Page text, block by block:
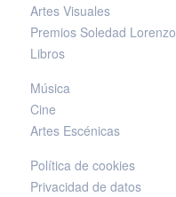
Artes Visuales
Premios Soledad Lorenzo
Libros
Música
Cine
Artes Escénicas
Política de cookies
Privacidad de datos